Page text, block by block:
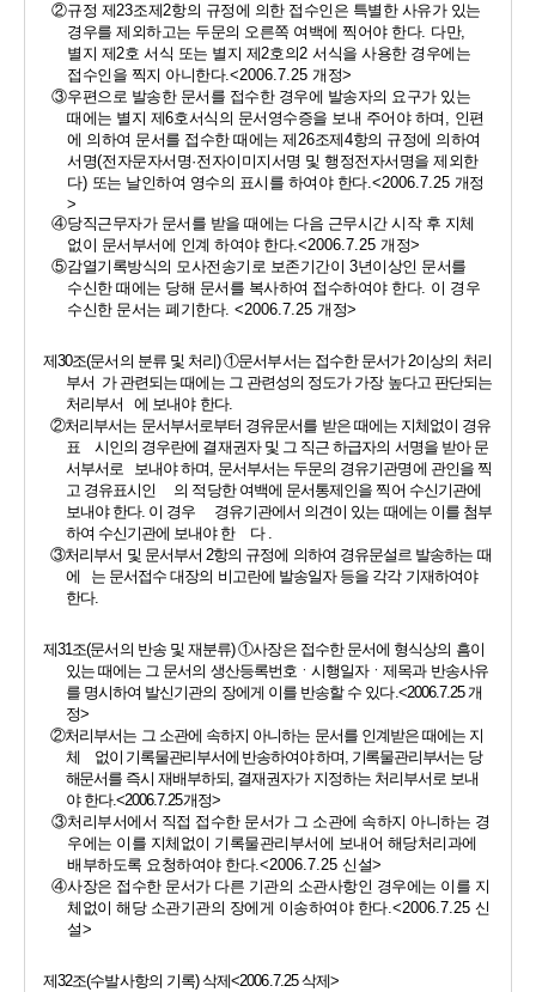
②규정 제23조제2항의 규정에 의한 접수인은 특별한 사유가 있는
경우를 제외하고는 두문의 오른쪽 여백에 찍어야 한다. 다만
별지 제2호 서식 또는 별지 제2호의2 서식을 사용한 경우에는
접수인을 찍지 아니한다.<2006.7.25 개정>
③우편으로 발송한 문서를 접수한 경우에 발송자의 요구가 있는
때에는 별지 제6호서식의 문서영수증을 보내 주어야 하며 , 인편
에 의하여 문서를 접수한 때에는 제26조제4항의 규정에 의하여
서명(전자문자서명·전자이미지서명 및 행정전자서명을 제외한
다) 또는 날인하여 영수의 표시를 하여야 한다.<2006.7.25 개정
>
④당직근무자가 문서를 받을 때에는 다음 근무시간 시작 후 지체
없이 문서부서에 인계 하여야 한다.<2006.7.25 개정>
⑤감열기록방식의 모사전송기로 보존기간이 3년이상인 문서를
수신한 때에는 당해 문서를 복사하여 접수하여야 한다. 이 경우
수신한 문서는 폐기한다. <2006.7.25 개정>
제30조(문서의 분류 및 처리) ①문서부서는 접수한 문서가 2이상의 처리
부서  가 관련되는 때에는 그 관련성의 정도가 가장 높다고 판단되는
처리부서   에 보내야 한다.
②처리부서는 문서부서로부터 경유문서를 받은 때에는 지체없이 경유
표    시인의 경우란에 결재권자 및 그 직근 하급자의 서명을 받아 문
서부서로   보내야 하며, 문서부서는 두문의 경유기관명에 관인을 찍
고 경유표시인     의 적당한 여백에 문서통제인을 찍어 수신기관에
보내야 한다. 이 경우     경유기관에서 의견이 있는 때에는 이를 첨부
하여 수신기관에 보내야 한    다 .
③처리부서 및 문서부서 2항의 규정에 의하여 경유문설르 발송하는 때
에   는 문서접수 대장의 비고란에 발송일자 등을 각각 기재하여야
한다.
제31조(문서의 반송 및 재분류) ①사장은 접수한 문서에 형식상의 흠이
있는 때에는 그 문서의 생산등록번호ㆍ시행일자ㆍ제목과 반송사유
를 명시하여 발신기관의 장에게 이를 반송할 수 있다.<2006.7.25 개
정>
②처리부서는 그 소관에 속하지 아니하는 문서를 인계받은 때에는 지
체 없이 기록물관리부서에 반송하여야 하며, 기록물관리부서는 당
해문서를 즉시 재배부하되, 결재권자가 지정하는 처리부서로 보내
야 한다.<2006.7.25개정>
③처리부서에서 직접 접수한 문서가 그 소관에 속하지 아니하는 경
우에는 이를 지체없이 기록물관리부서에 보내어 해당처리과에
배부하도록 요청하여야 한다.<2006.7.25 신설>
④사장은 접수한 문서가 다른 기관의 소관사항인 경우에는 이를 지
체없이 해당 소관기관의 장에게 이송하여야 한다.<2006.7.25 신
설>
제32조(수발사항의 기록) 삭제<2006.7.25 삭제>